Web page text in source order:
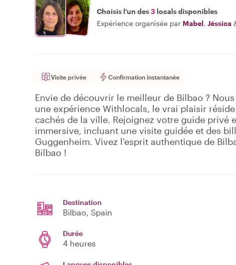
Choisis l'un des3 locals disponibles
Expérience organisée par Mabel, Jéssica
Visite privée Confirmation instantanée
Envie de découvrir le meilleur de Bilbao ?
une expérience Withlocals, le vrai plaisir
cachés de la ville. Rejoignez votre guide privé
immersive, incluant une visite guidée et des
Guggenheim. Vivez l'esprit authentique de
Bilbao !
Destination
Bilbao, Spain
Durée
4 heures